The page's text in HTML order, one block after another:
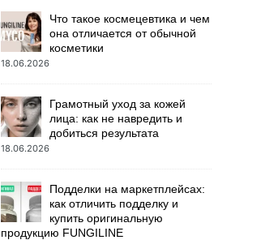
Что такое космецевтика и чем
она отличается от обычной
косметики
18.06.2026
Грамотный уход за кожей
лица: как не навредить и
добиться результата
18.06.2026
Подделки на маркетплейсах:
как отличить подделку и
купить оригинальную
продукцию FUNGILINE